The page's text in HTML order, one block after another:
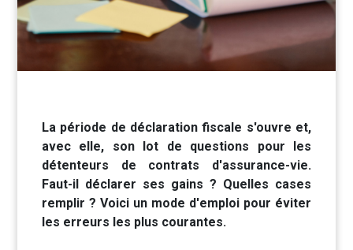
La période de déclaration fiscale s'ouvre et,
avec elle, son lot de questions pour les
détenteurs de contrats d'assurance-vie.
Faut-il déclarer ses gains ? Quelles cases
remplir ? Voici un mode d'emploi pour éviter
les erreurs les plus courantes.